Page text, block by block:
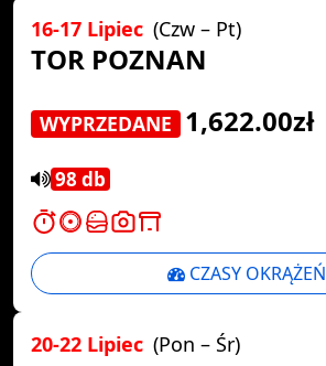
16-17 Lipiec (Czw – Pt)
TOR POZNAN
WYPRZEDANE 1,622.00zł
98 db
CZASY OKRĄŻEŃ
20-22 Lipiec (Pon – Śr)